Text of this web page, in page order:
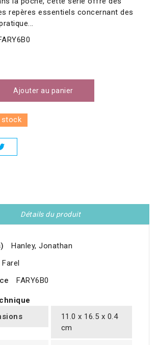
repères essentiels concernant des
Ajouter au panier
stock
Détails du produit
Hanley, Jonathan
Farel
FARY6B0
11.0 x 16.5 x 0.4
cm